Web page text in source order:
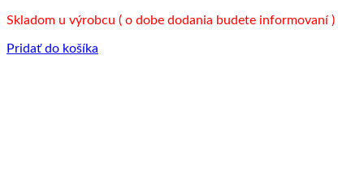
Skladom u výrobcu ( o dobe dodania budete informovaní )
Pridať do košíka